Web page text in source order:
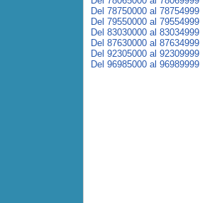
Del 78750000 al 78754999
Del 79550000 al 79554999
Del 83030000 al 83034999
Del 87630000 al 87634999
Del 92305000 al 92309999
Del 96985000 al 96989999